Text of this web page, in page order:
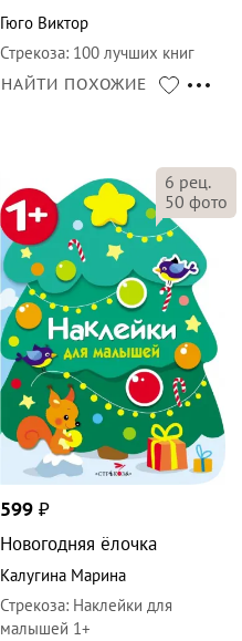
Гюго Виктор
Стрекоза: 100 лучших книг
НАЙТИ ПОХОЖИЕ
6 рец.
50 фото
599 ₽
Новогодняя ёлочка
Калугина Марина
Стрекоза: Наклейки для
малышей 1+